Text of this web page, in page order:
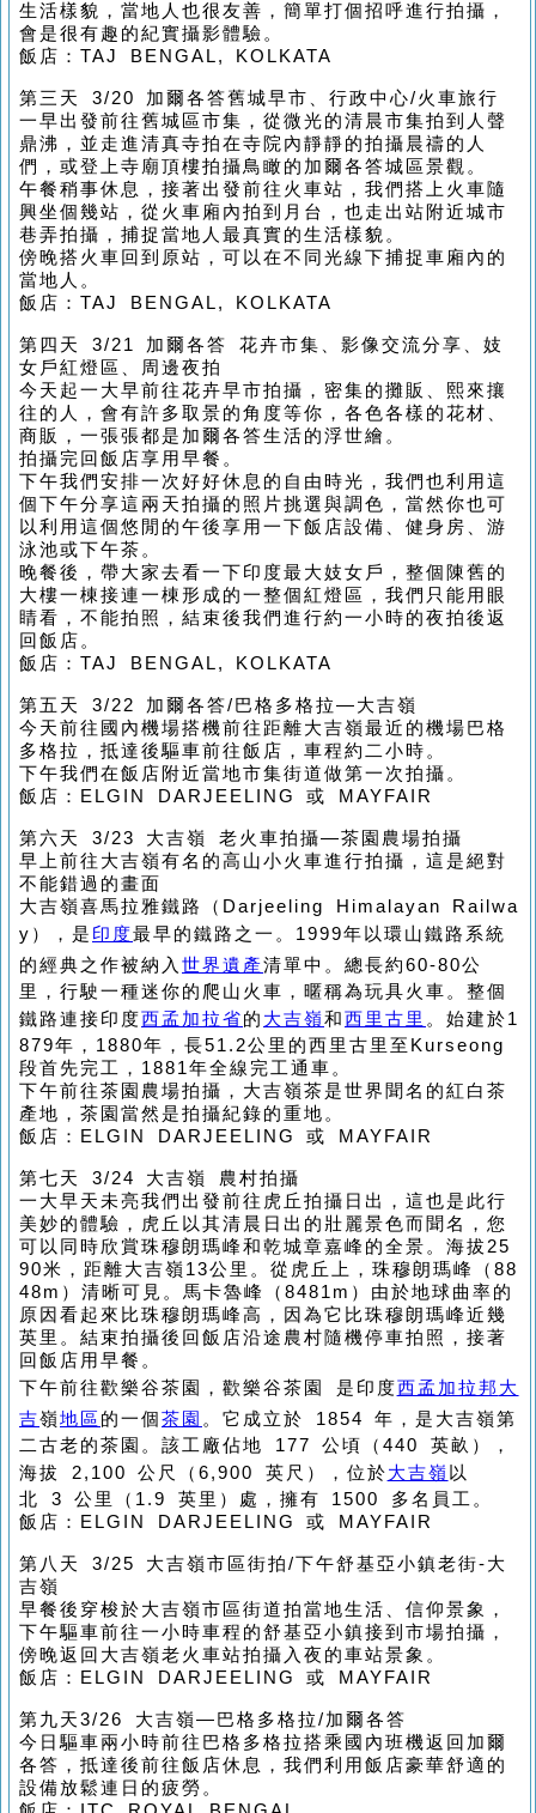
生活樣貌，當地人也很友善，簡單打個招呼進行拍攝，
會是很有趣的紀實攝影體驗。
飯店：TAJ BENGAL, KOLKATA
第三天 3/20 加爾各答舊城早市、行政中心/火車旅行
一早出發前往舊城區市集，從微光的清晨市集拍到人聲
鼎沸，並走進清真寺拍在寺院內靜靜的拍攝晨禱的人
們，或登上寺廟頂樓拍攝鳥瞰的加爾各答城區景觀。
午餐稍事休息，接著出發前往火車站，我們搭上火車隨
興坐個幾站，從火車廂內拍到月台，也走出站附近城市
巷弄拍攝，捕捉當地人最真實的生活樣貌。
傍晚搭火車回到原站，可以在不同光線下捕捉車廂內的
當地人。
飯店：TAJ BENGAL, KOLKATA
第四天 3/21 加爾各答 花卉市集、影像交流分享、妓
女戶紅燈區、周邊夜拍
今天起一大早前往花卉早市拍攝，密集的攤販、熙來攘
往的人，會有許多取景的角度等你，各色各樣的花材、
商販，一張張都是加爾各答生活的浮世繪。
拍攝完回飯店享用早餐。
下午我們安排一次好好休息的自由時光，我們也利用這
個下午分享這兩天拍攝的照片挑選與調色，當然你也可
以利用這個悠閒的午後享用一下飯店設備、健身房、游
泳池或下午茶。
晚餐後，帶大家去看一下印度最大妓女戶，整個陳舊的
大樓一棟接連一棟形成的一整個紅燈區，我們只能用眼
睛看，不能拍照，結束後我們進行約一小時的夜拍後返
回飯店。
飯店：TAJ BENGAL, KOLKATA
第五天 3/22 加爾各答/巴格多格拉—大吉嶺
今天前往國內機場搭機前往距離大吉嶺最近的機場巴格
多格拉，抵達後驅車前往飯店，車程約二小時。
下午我們在飯店附近當地市集街道做第一次拍攝。
飯店：ELGIN DARJEELING 或 MAYFAIR
第六天 3/23 大吉嶺 老火車拍攝—茶園農場拍攝
早上前往大吉嶺有名的高山小火車進行拍攝，這是絕對
不能錯過的畫面
大吉嶺喜馬拉雅鐵路（Darjeeling Himalayan Railwa
y），是 印度最早的鐵路之一。1999年以環山鐵路系統
的經典之作被納入 世界遺產清單中。總長約60-80公
里，行駛一種迷你的爬山火車，暱稱為玩具火車。整個
鐵路連接印度西孟加拉省的 大吉嶺和西里古里 。始建於1
879年，1880年，長51.2公里的西里古里至Kurseong
段首先完工，1881年全線完工通車。
下午前往茶園農場拍攝，大吉嶺茶是世界聞名的紅白茶
產地，茶園當然是拍攝紀錄的重地。
飯店：ELGIN DARJEELING 或 MAYFAIR
第七天 3/24 大吉嶺 農村拍攝
一大早天未亮我們出發前往虎丘拍攝日出，這也是此行
美妙的體驗，虎丘以其清晨日出的壯麗景色而聞名，您
可以同時欣賞珠穆朗瑪峰和乾城章嘉峰的全景。海拔25
90米，距離大吉嶺13公里。從虎丘上，珠穆朗瑪峰（88
48m）清晰可見。馬卡魯峰（8481m）由於地球曲率的
原因看起來比珠穆朗瑪峰高，因為它比珠穆朗瑪峰近幾
英里。結束拍攝後回飯店沿途農村隨機停車拍照，接著
回飯店用早餐。
下午前往歡樂谷茶園，歡樂谷茶園 是印度西孟加拉邦 大
吉嶺地區 的一個 茶園 。它成立於 1854 年，是大吉嶺第
二古老的茶園。該工廠佔地 177 公頃（440 英畝），
海拔 2,100 公尺（6,900 英尺），位於大吉嶺 以
北 3 公里（1.9 英里）處，擁有 1500 多名員工。
飯店：ELGIN DARJEELING 或 MAYFAIR
第八天 3/25 大吉嶺市區街拍/下午舒基亞小鎮老街-大
吉嶺
早餐後穿梭於大吉嶺市區街道拍當地生活、信仰景象，
下午驅車前往一小時車程的舒基亞小鎮接到市場拍攝，
傍晚返回大吉嶺老火車站拍攝入夜的車站景象。
飯店：ELGIN DARJEELING 或 MAYFAIR
第九天3/26 大吉嶺—巴格多格拉/加爾各答
今日驅車兩小時前往巴格多格拉搭乘國內班機返回加爾
各答，抵達後前往飯店休息，我們利用飯店豪華舒適的
設備放鬆連日的疲勞。